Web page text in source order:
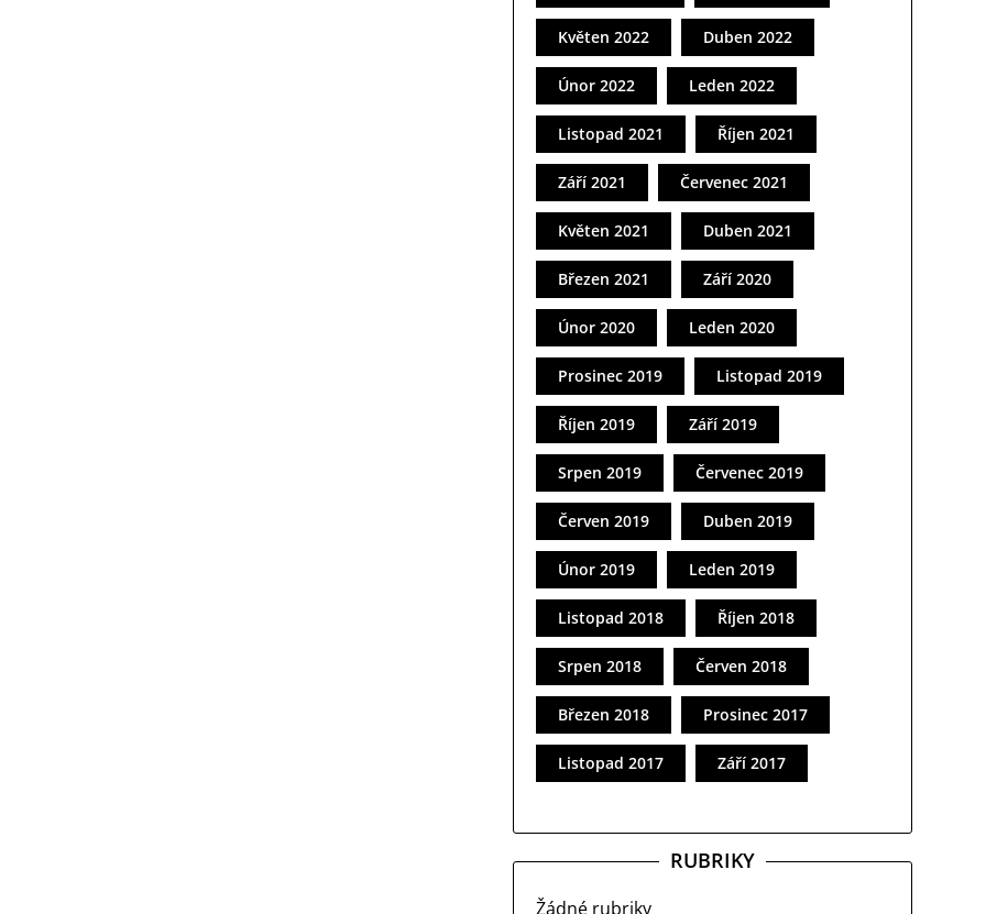
Květen 2022 Duben 2022
Únor 2022 Leden 2022
Listopad 2021 Říjen 2021
Září 2021 Červenec 2021
Květen 2021 Duben 2021
Březen 2021 Září 2020
Únor 2020 Leden 2020
Prosinec 2019 Listopad 2019
Říjen 2019 Září 2019
Srpen 2019 Červenec 2019
Červen 2019 Duben 2019
Únor 2019 Leden 2019
Listopad 2018 Říjen 2018
Srpen 2018 Červen 2018
Březen 2018 Prosinec 2017
Listopad 2017 Září 2017
RUBRIKY
Žádné rubriky